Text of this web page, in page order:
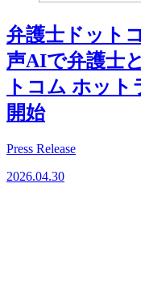
弁護士ドット
声AIで弁護士
トコム ホッ
開始
Press Release
2026.04.30